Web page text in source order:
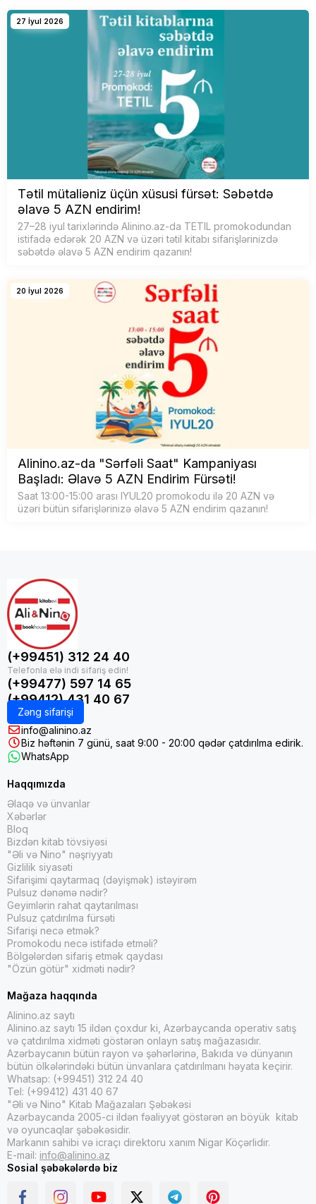
27 İyul 2026
Tətil mütaliəniz üçün xüsusi fürsət: Səbətdə
əlavə 5 AZN endirim!
27–28 iyul tarixlərində Alinino.az-da TETIL promokodundan
istifadə edərək 20 AZN və üzəri tətil kitabı sifarişlərinizdə
səbətdə əlavə 5 AZN endirim qazanın!
20 İyul 2026
Alinino.az-da "Sərfəli Saat" Kampaniyası
Başladı: Əlavə 5 AZN Endirim Fürsəti!
Saat 13:00-15:00 arası IYUL20 promokodu ilə 20 AZN və
üzəri bütün sifarişlərinizə əlavə 5 AZN endirim qazanın!
(+99451) 312 24 40
(+99477) 597 14 65
(+99412) 431 40 67
Zəng sifarişi
info@alinino.az
Biz həftənin 7 günü, saat 9:00 - 20:00 qədər çatdırılma edirik.
WhatsApp
Haqqımızda
Əlaqə və ünvanlar
Xəbərlər
Bloq
Bizdən kitab tövsiyəsi
"Əli və Nino" nəşriyyatı
Gizlilik siyasəti
Sifarişimi qaytarmaq (dəyişmək) istəyirəm
Pulsuz dənəmə nədir?
Geyimlərin rahat qaytarılması
Pulsuz çatdırılma fürsəti
Sifarişi necə etmək?
Promokodu necə istifadə etməli?
Bölgələrdən sifariş etmək qaydası
"Özün götür" xidməti nədir?
Mağaza haqqında
Alinino.az saytı
Alinino.az saytı 15 ildən çoxdur ki, Azərbaycanda operativ satış
və çatdırılma xidməti göstərən onlayn satış mağazasıdır.
Azərbaycanın bütün rayon və şəhərlərinə, Bakıda və dünyanın
bütün ölkələrindəki bütün ünvanlara çatdırılmanı həyata keçirir.
Whatsap: (+99451) 312 24 40
Tel: (+99412) 431 40 67
"Əli və Nino" Kitab Mağazaları Şəbəkəsi
Azərbaycanda 2005-ci ildən fəaliyyət göstərən ən böyük kitab
və oyuncaqlar şəbəkəsidir.
Markanın sahibi və icraçı direktoru xanım Nigar Köçərlidir.
E-mail: info@alinino.az
Sosial şəbəkələrdə biz